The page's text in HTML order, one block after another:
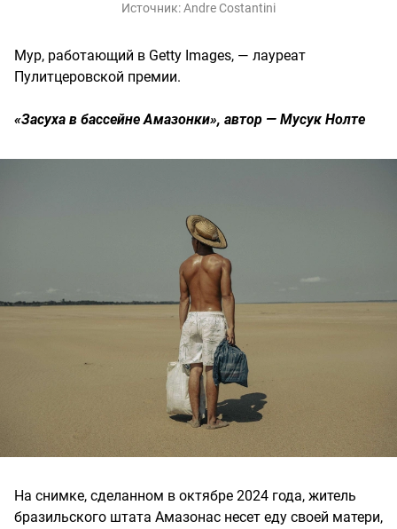
Источник:Andre Costantini
Мур, работающий в Getty Images, — лауреат
Пулитцеровской премии.
«Засуха в бассейне Амазонки», автор — Мусук Нолте
На снимке, сделанном в октябре 2024 года, житель
бразильского штата Амазонас несет еду своей матери,